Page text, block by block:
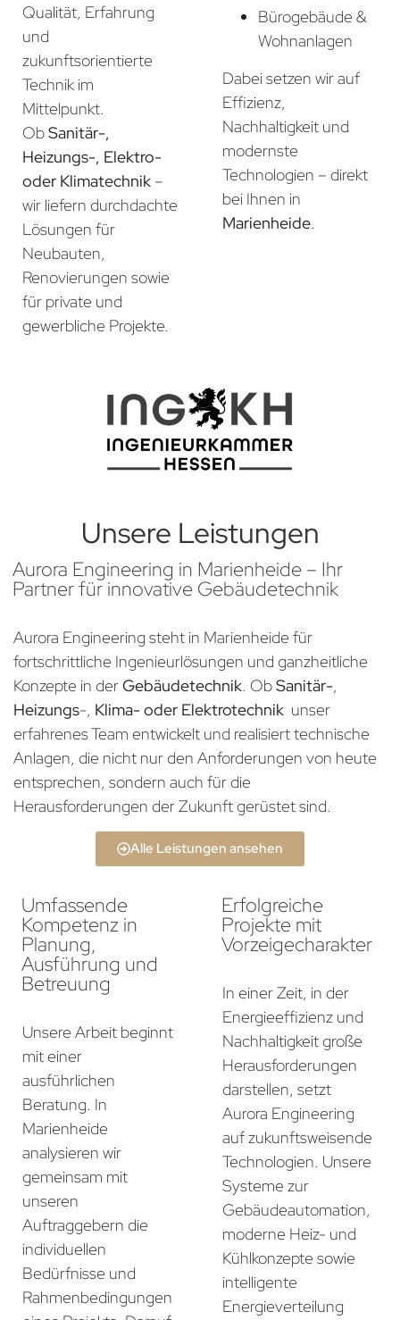
Qualität, Erfahrung
und
zukunftsorientierte
Technik im
Mittelpunkt.
ObSanitär-,
Heizungs-, Elektro-
oder Klimatechnik –
wir liefern durchdachte
Lösungen für
Neubauten,
Renovierungen sowie
für private und
gewerbliche Projekte.
Bürogebäude &
Wohnanlagen
Dabei setzen wir auf
Effizienz,
Nachhaltigkeit und
modernste
Technologien – direkt
bei Ihnen in
Marienheide.
Unsere Leistungen
Aurora Engineering in Marienheide – Ihr
Partner für innovative Gebäudetechnik
Aurora Engineering steht in Marienheide für
fortschrittliche Ingenieurlösungen und ganzheitliche
Konzepte in derGebäudetechnik. ObSanitär-,
Heizungs-, Klima- oder Elektrotechnik unser
erfahrenes Team entwickelt und realisiert technische
Anlagen, die nicht nur den Anforderungen von heute
entsprechen, sondern auch für die
Herausforderungen der Zukunft gerüstet sind.
Alle Leistungen ansehen
Umfassende
Kompetenz in
Planung,
Ausführung und
Betreuung
Unsere Arbeit beginnt
mit einer
ausführlichen
Beratung. In
Marienheide
analysieren wir
gemeinsam mit
unseren
Auftraggebern die
individuellen
Bedürfnisse und
Rahmenbedingungen
Erfolgreiche
Projekte mit
Vorzeigecharakter
In einer Zeit, in der
Energieeffizienz und
Nachhaltigkeit große
Herausforderungen
darstellen, setzt
Aurora Engineering
auf zukunftsweisende
Technologien. Unsere
Systeme zur
Gebäudeautomation,
moderne Heiz- und
Kühlkonzepte sowie
intelligente
Energieverteilung